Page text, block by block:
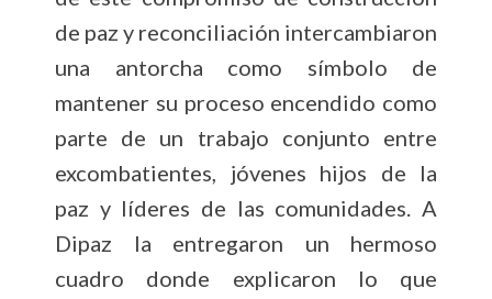
de paz y reconciliación intercambiaron
una antorcha como símbolo de
mantener su proceso encendido como
parte de un trabajo conjunto entre
excombatientes, jóvenes hijos de la
paz y líderes de las comunidades. A
Dipaz la entregaron un hermoso
cuadro donde explicaron lo que